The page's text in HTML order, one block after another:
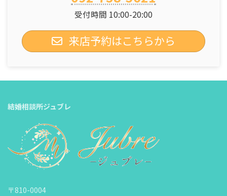
受付時間 10:00-20:00
来店予約はこちらから
結婚相談所ジュブレ
〒810-0004